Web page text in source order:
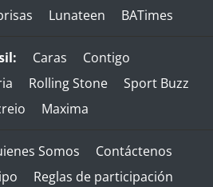
Lunateen BATimes
Caras
Contigo
Rolling Stone
Sport Buzz
Maxima
Somos
Contáctenos
Reglas de participación